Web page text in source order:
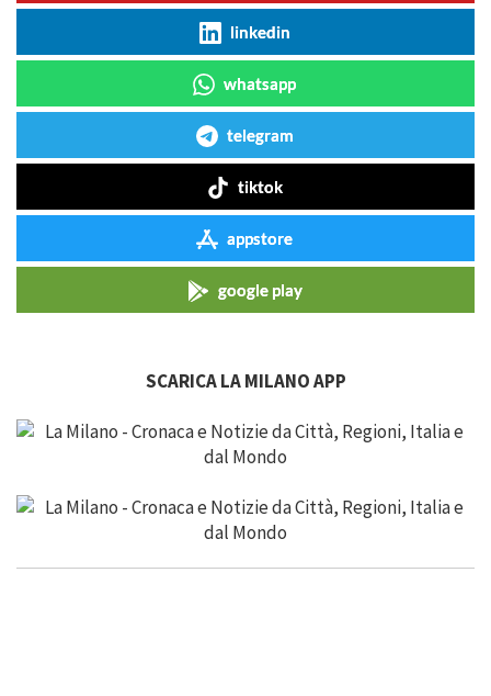
linkedin
whatsapp
telegram
tiktok
appstore
google play
SCARICA LA MILANO APP